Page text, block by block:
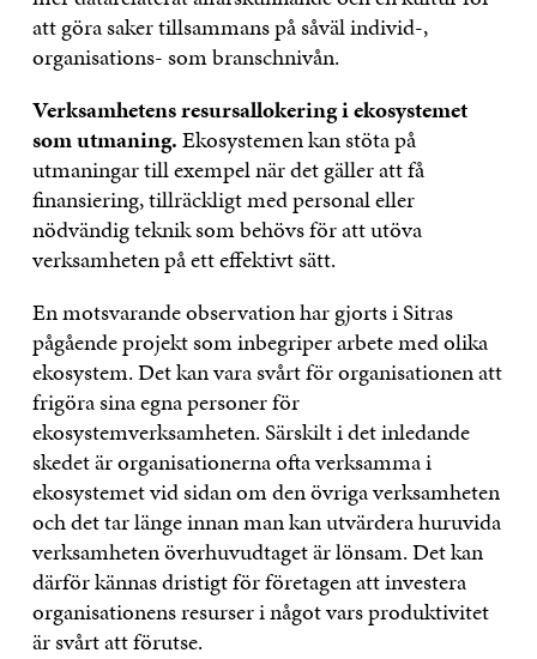
att göra saker tillsammans på såväl individ-,
organisations- som branschnivån.
Verksamhetens resursallokering i ekosystemet
som utmaning.Ekosystemen kan stöta på
utmaningar till exempel när det gäller att få
finansiering, tillräckligt med personal eller
nödvändig teknik som behövs för att utöva
verksamheten på ett effektivt sätt.
En motsvarande observation har gjorts i Sitras
pågående projekt som inbegriper arbete med olika
ekosystem. Det kan vara svårt för organisationen att
frigöra sina egna personer för
ekosystemverksamheten. Särskilt i det inledande
skedet är organisationerna ofta verksamma i
ekosystemet vid sidan om den övriga verksamheten
och det tar länge innan man kan utvärdera huruvida
verksamheten överhuvudtaget är lönsam. Det kan
därför kännas dristigt för företagen att investera
organisationens resurser i något vars produktivitet
är svårt att förutse.